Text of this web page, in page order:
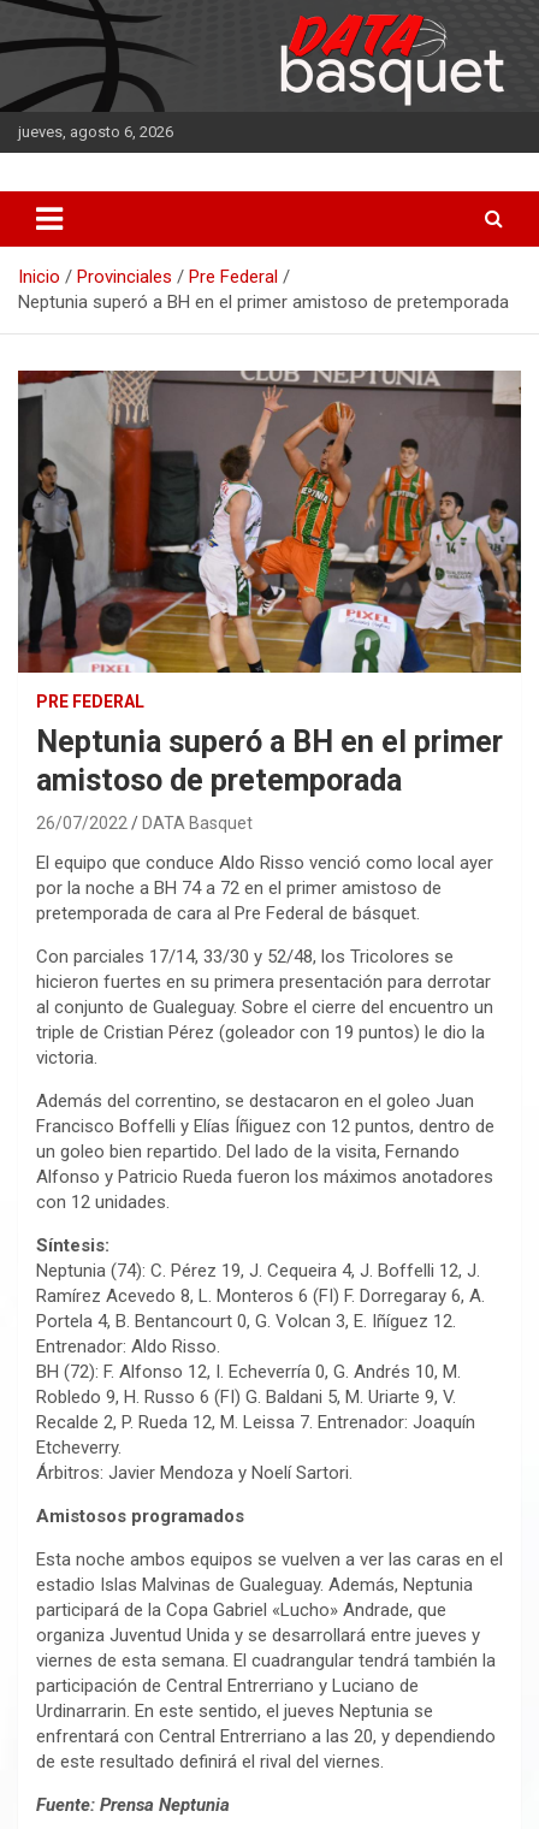
Saltar
al
contenido
jueves, agosto 6, 2026
DATA Basquet
Inicio Provinciales
Pre Federal
Neptunia superó a BH en el primer amistoso de pretemporada
PRE FEDERAL
Neptunia superó a BH en el primer
amistoso de pretemporada
26/07/2022 DATA Basquet
El equipo que conduce Aldo Risso venció como local ayer
por la noche a BH 74 a 72 en el primer amistoso de
pretemporada de cara al Pre Federal de básquet.
Con parciales 17/14, 33/30 y 52/48, los Tricolores se
hicieron fuertes en su primera presentación para derrotar
al conjunto de Gualeguay. Sobre el cierre del encuentro un
triple de Cristian Pérez (goleador con 19 puntos) le dio la
victoria.
Además del correntino, se destacaron en el goleo Juan
Francisco Boffelli y Elías Íñiguez con 12 puntos, dentro de
un goleo bien repartido. Del lado de la visita, Fernando
Alfonso y Patricio Rueda fueron los máximos anotadores
con 12 unidades.
Síntesis:
Neptunia (74): C. Pérez 19, J. Cequeira 4, J. Boffelli 12, J.
Ramírez Acevedo 8, L. Monteros 6 (FI) F. Dorregaray 6, A.
Portela 4, B. Bentancourt 0, G. Volcan 3, E. Iñíguez 12.
Entrenador: Aldo Risso.
BH (72): F. Alfonso 12, I. Echeverría 0, G. Andrés 10, M.
Robledo 9, H. Russo 6 (FI) G. Baldani 5, M. Uriarte 9, V.
Recalde 2, P. Rueda 12, M. Leissa 7. Entrenador: Joaquín
Etcheverry.
Árbitros: Javier Mendoza y Noelí Sartori.
Amistosos programados
Esta noche ambos equipos se vuelven a ver las caras en el
estadio Islas Malvinas de Gualeguay. Además, Neptunia
participará de la Copa Gabriel «Lucho» Andrade, que
organiza Juventud Unida y se desarrollará entre jueves y
viernes de esta semana. El cuadrangular tendrá también la
participación de Central Entrerriano y Luciano de
Urdinarrarin. En este sentido, el jueves Neptunia se
enfrentará con Central Entrerriano a las 20, y dependiendo
de este resultado definirá el rival del viernes.
Fuente: Prensa Neptunia